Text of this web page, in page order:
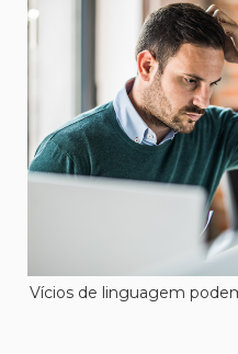
Vícios de linguagem